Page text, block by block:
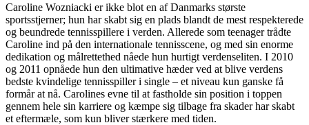
Caroline Wozniacki er ikke blot en af Danmarks største
sportsstjerner; hun har skabt sig en plads blandt de mest respekterede
og beundrede tennisspillere i verden. Allerede som teenager trådte
Caroline ind på den internationale tennisscene, og med sin enorme
dedikation og målrettethed nåede hun hurtigt verdenseliten. I 2010
og 2011 opnåede hun den ultimative hæder ved at blive verdens
bedste kvindelige tennisspiller i single – et niveau kun ganske få
formår at nå. Carolines evne til at fastholde sin position i toppen
gennem hele sin karriere og kæmpe sig tilbage fra skader har skabt
et eftermæle, som kun bliver stærkere med tiden.